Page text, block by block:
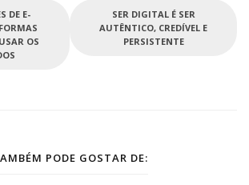
DE E-
OS
SER DIGITAL É SER
AUTÊNTICO, CREDÍVEL E
PERSISTENTE
PODE GOSTAR DE: